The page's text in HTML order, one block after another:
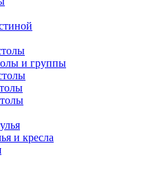
и группы
и кресла